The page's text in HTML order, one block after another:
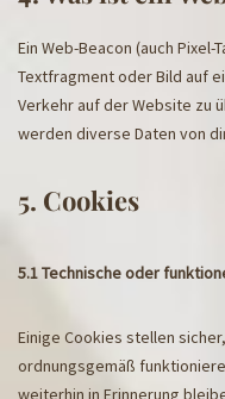
Ein Web-Beacon (auch
Textfragment oder Bild auf
Verkehr auf der Website zu
werden diverse Daten von
5. Cookies
5.1 Technische oder
Einige Cookies stellen
ordnungsgemäß
weiterhin in Erinnerung